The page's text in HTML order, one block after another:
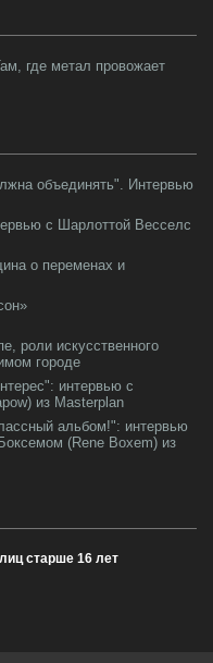
где метал провожает
объединять". Интервью
с Шарлоттой Весселс
о переменах и
роли искусственного
городе
интервью с
из Masterplan
альбом!": интервью
(Rene Boxem) из
старше 16 лет